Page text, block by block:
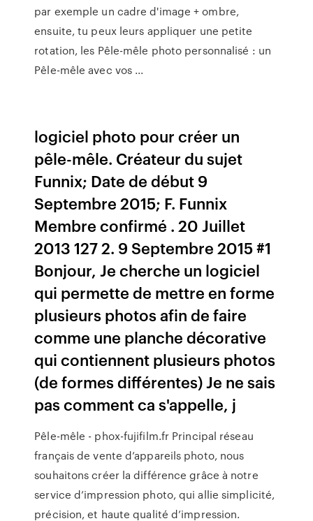
par exemple un cadre d'image + ombre,
ensuite, tu peux leurs appliquer une petite
rotation, les Pêle-mêle photo personnalisé : un
Pêle-mêle avec vos ...
logiciel photo pour créer un
pêle-mêle. Créateur du sujet
Funnix; Date de début 9
Septembre 2015; F. Funnix
Membre confirmé . 20 Juillet
2013 127 2. 9 Septembre 2015 #1
Bonjour, Je cherche un logiciel
qui permette de mettre en forme
plusieurs photos afin de faire
comme une planche décorative
qui contiennent plusieurs photos
(de formes différentes) Je ne sais
pas comment ca s'appelle, j
Pêle-mêle - phox-fujifilm.fr Principal réseau
français de vente d’appareils photo, nous
souhaitons créer la différence grâce à notre
service d’impression photo, qui allie simplicité,
précision, et haute qualité d’impression.